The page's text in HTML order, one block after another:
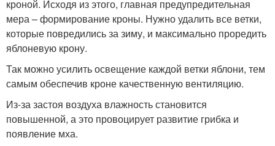
кроной. Исходя из этого, главная предупредительная
мера – формирование кроны. Нужно удалить все ветки,
которые повредились за зиму, и максимально проредить
яблоневую крону.
Так можно усилить освещение каждой ветки яблони, тем
самым обеспечив кроне качественную вентиляцию.
Из-за застоя воздуха влажность становится
повышенной, а это провоцирует развитие грибка и
появление мха.